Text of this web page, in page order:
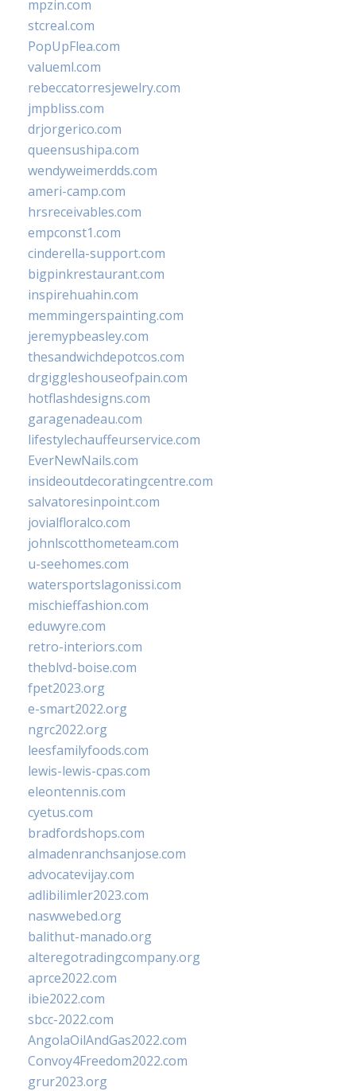
mpzin.com
stcreal.com
PopUpFlea.com
valueml.com
rebeccatorresjewelry.com
jmpbliss.com
drjorgerico.com
queensushipa.com
wendyweimerdds.com
ameri-camp.com
hrsreceivables.com
empconst1.com
cinderella-support.com
bigpinkrestaurant.com
inspirehuahin.com
memmingerspainting.com
jeremypbeasley.com
thesandwichdepotcos.com
drgiggleshouseofpain.com
hotflashdesigns.com
garagenadeau.com
lifestylechauffeurservice.com
EverNewNails.com
insideoutdecoratingcentre.com
salvatoresinpoint.com
jovialfloralco.com
johnlscotthometeam.com
u-seehomes.com
watersportslagonissi.com
mischieffashion.com
eduwyre.com
retro-interiors.com
theblvd-boise.com
fpet2023.org
e-smart2022.org
ngrc2022.org
leesfamilyfoods.com
lewis-lewis-cpas.com
eleontennis.com
cyetus.com
bradfordshops.com
almadenranchsanjose.com
advocatevijay.com
adlibilimler2023.com
naswwebed.org
balithut-manado.org
alteregotradingcompany.org
aprce2022.com
ibie2022.com
sbcc-2022.com
AngolaOilAndGas2022.com
Convoy4Freedom2022.com
grur2023.org